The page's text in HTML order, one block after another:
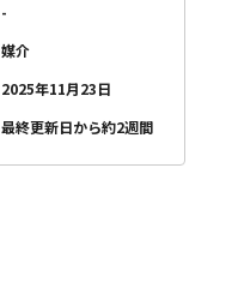
-
媒介
2025年11月23日
最終更新日から約2週間